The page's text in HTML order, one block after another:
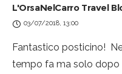
L'OrsaNelCarro Travel
03/07/2018, 13:00
Fantastico posticino!
tempo fa ma solo dopo